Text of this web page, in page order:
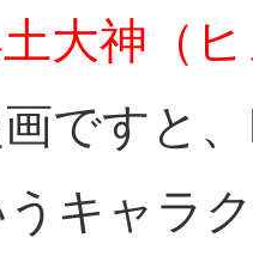
大神（
ですと
キャラ